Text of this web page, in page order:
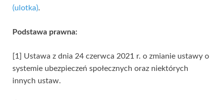
(ulotka).
Podstawa prawna:
[1] Ustawa z dnia 24 czerwca 2021 r. o zmianie ustawy o
systemie ubezpieczeń społecznych oraz niektórych
innych ustaw.